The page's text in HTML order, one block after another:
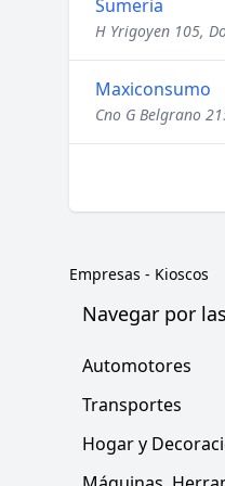
Sumeria
H Yrigoyen 105,
Maxiconsumo
Cno G Belgrano
Empresas - Kioscos
Navegar por
Automotores
Transportes
Hogar y